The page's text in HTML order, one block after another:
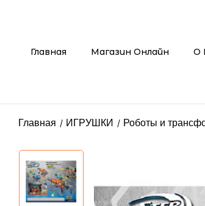
Главная Магазин Онлайн О
Главная ИГРУШКИ Роботы и